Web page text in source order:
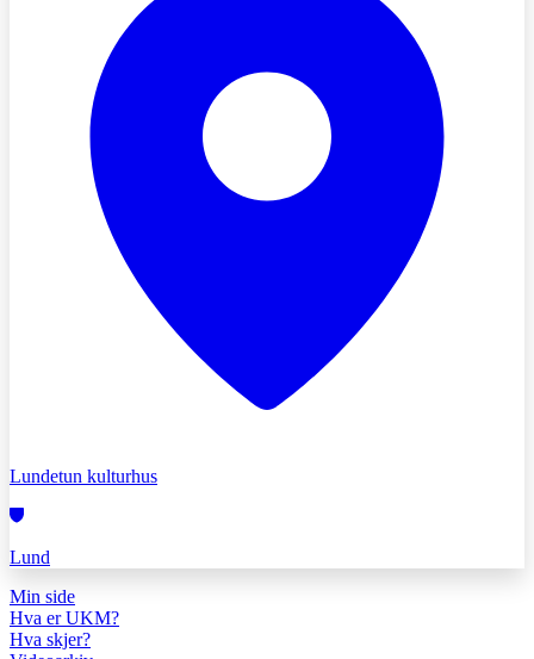
Lundetun kulturhus
Lund
Min side
Hva er UKM?
Hva skjer?